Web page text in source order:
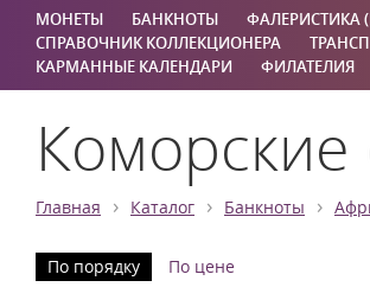
МОНЕТЫ БАНКНОТЫ
ФАЛЕРИСТИКА
СПРАВОЧНИК КОЛЛЕКЦИОНЕРА
КАРМАННЫЕ КАЛЕНДАРИ
ФИЛАТЕЛИЯ
Коморские
Главная › Каталог › Банкноты ›
По порядку По цене